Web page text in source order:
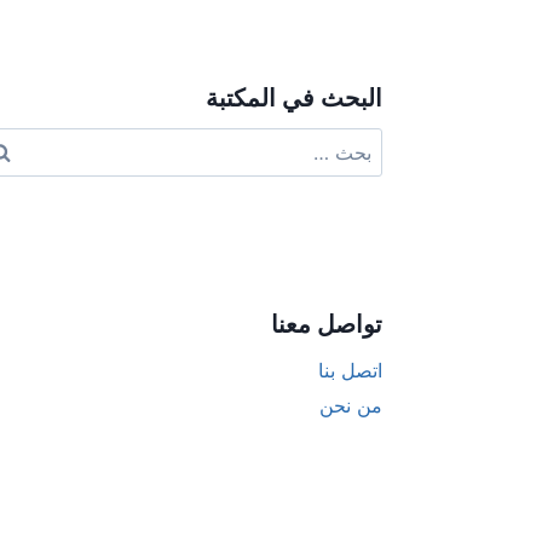
البحث في المكتبة
عن:
تواصل معنا
اتصل بنا
من نحن